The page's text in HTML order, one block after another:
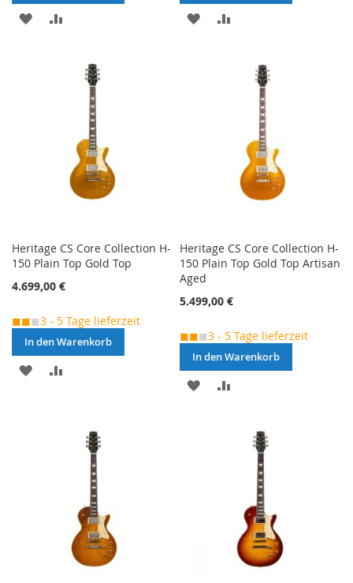
MERKEN
HINZUFÜGEN
MERKEN
HINZUFÜGEN
Heritage CS Core Collection H-
150 Plain Top Gold Top
4.699,00 €
◼◼◼3 - 5 Tage lieferzeit
In den Warenkorb
MERKEN
Heritage CS Core Collection H-
150 Plain Top Gold Top Artisan
Aged
5.499,00 €
◼◼◼3 - 5 Tage lieferzeit
In den Warenkorb
MERKEN
HINZUFÜGEN